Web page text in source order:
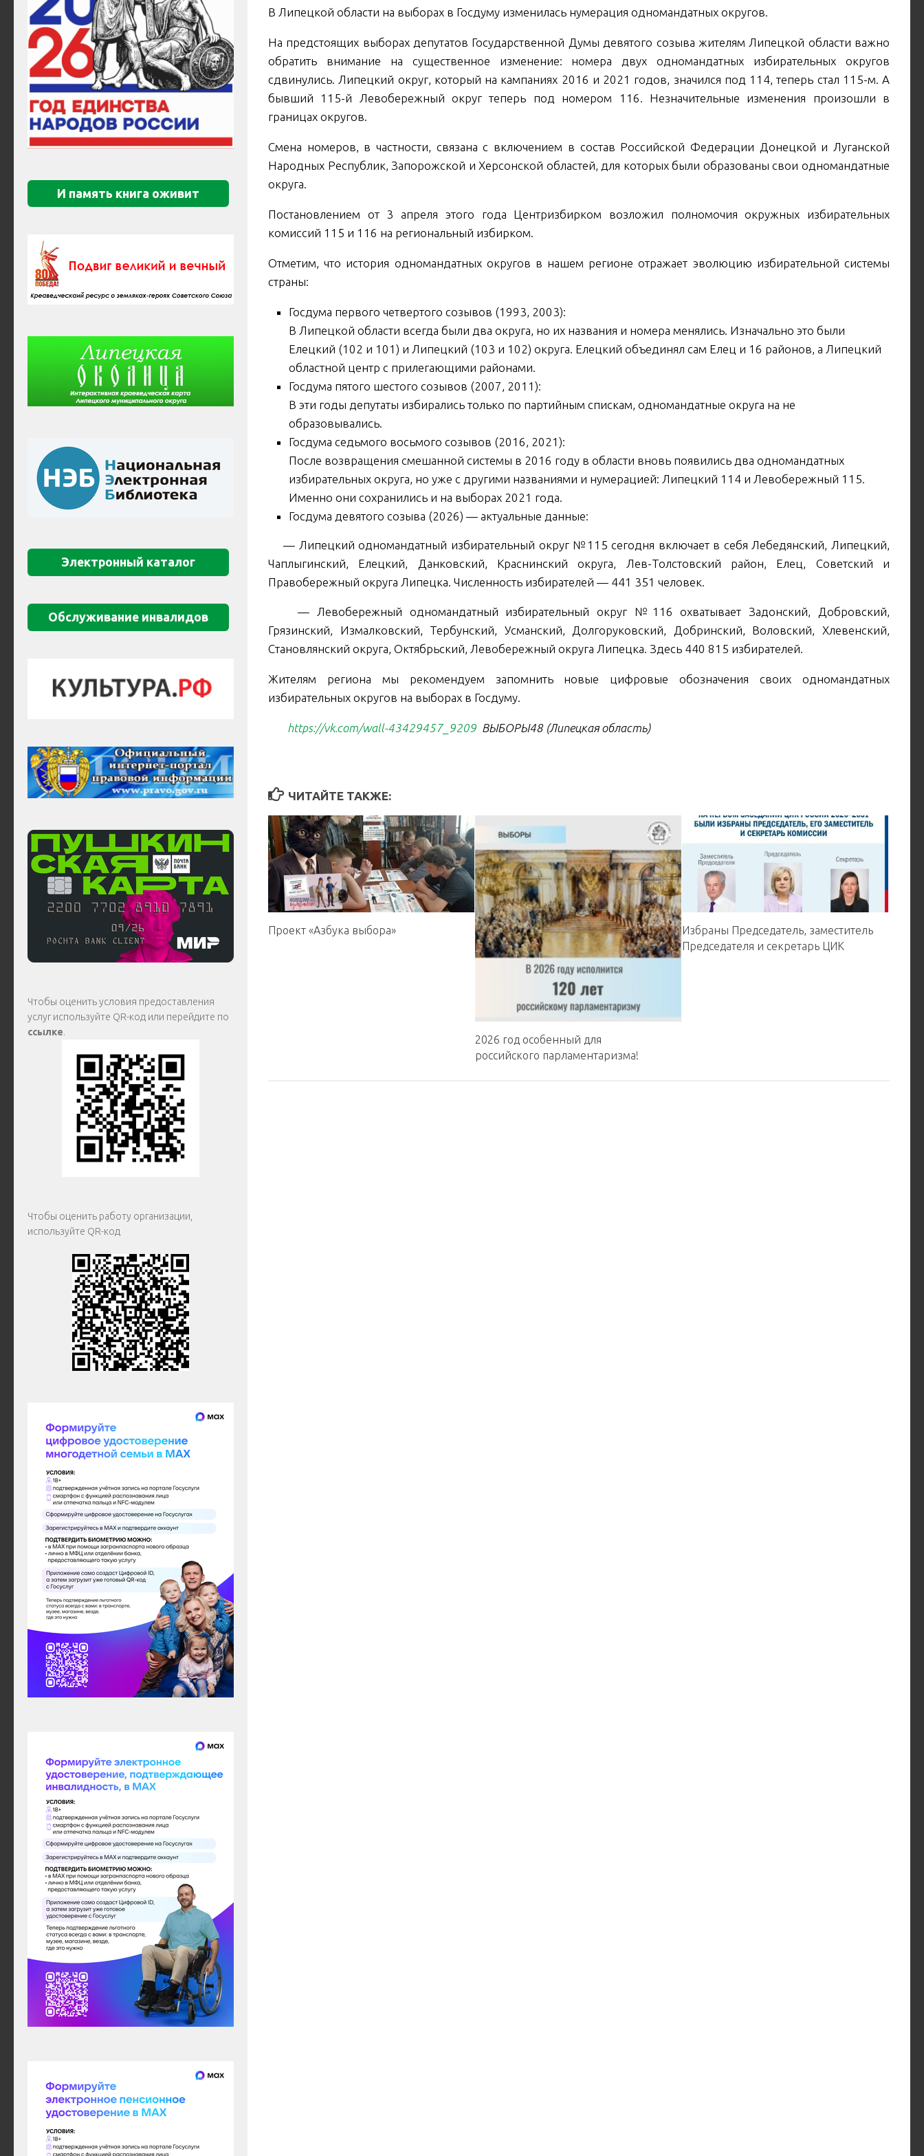
В Липецкой области на выборах в Госдуму изменилась нумерация одномандатных округов.
На предстоящих выборах депутатов Государственной Думы девятого созыва жителям Липецкой области важно
обратить внимание на существенное изменение: номера двух одномандатных избирательных округов
сдвинулись. Липецкий округ, который на кампаниях 2016 и 2021 годов, значился под 114, теперь стал 115-м. А
бывший 115-й Левобережный округ теперь под номером 116. Незначительные изменения произошли в
границах округов.
Смена номеров, в частности, связана с включением в состав Российской Федерации Донецкой и Луганской
Народных Республик, Запорожской и Херсонской областей, для которых были образованы свои одномандатные
округа.
Постановлением от 3 апреля этого года Центризбирком возложил полномочия окружных избирательных
комиссий 115 и 116 на региональный избирком.
Отметим, что история одномандатных округов в нашем регионе отражает эволюцию избирательной системы
страны:
Госдума первого четвертого созывов (1993, 2003):
В Липецкой области всегда были два округа, но их названия и номера менялись. Изначально это были
Елецкий (102 и 101) и Липецкий (103 и 102) округа. Елецкий объединял сам Елец и 16 районов, а Липецкий
областной центр с прилегающими районами.
Госдума пятого шестого созывов (2007, 2011):
В эти годы депутаты избирались только по партийным спискам, одномандатные округа на не
образовывались.
Госдума седьмого восьмого созывов (2016, 2021):
После возвращения смешанной системы в 2016 году в области вновь появились два одномандатных
избирательных округа, но уже с другими названиями и нумерацией: Липецкий 114 и Левобережный 115.
Именно они сохранились и на выборах 2021 года.
Госдума девятого созыва (2026) — актуальные данные:
— Липецкий одномандатный избирательный округ №115 сегодня включает в себя Лебедянский, Липецкий,
Чаплыгинский, Елецкий, Данковский, Краснинский округа, Лев-Толстовский район, Елец, Советский и
Правобережный округа Липецка. Численность избирателей — 441 351 человек.
— Левобережный одномандатный избирательный округ №116 охватывает Задонский, Добровский,
Грязинский, Измалковский, Тербунский, Усманский, Долгоруковский, Добринский, Воловский, Хлевенский,
Становлянский округа, Октябрьский, Левобережный округа Липецка. Здесь 440 815 избирателей.
Жителям региона мы рекомендуем запомнить новые цифровые обозначения своих одномандатных
избирательных округов на выборах в Госдуму.
https://vk.com/wall-43429457_9209 ВЫБОРЫ48 (Липецкая область)
ЧИТАЙТЕ ТАКЖЕ:
Проект «Азбука выбора»
2026 год особенный для
российского парламентаризма!
Избраны Председатель, заместитель
Председателя и секретарь ЦИК
И память книга оживит
Электронный каталог
Обслуживание инвалидов
Чтобы оценить условия предоставления
услуг используйте QR-код или перейдите по
ссылке.
Чтобы оценить работу организации,
используйте QR-код